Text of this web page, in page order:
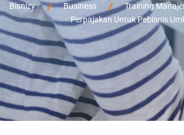
Bisnizy Business
Training
Perpajakan Untuk Pebisnis